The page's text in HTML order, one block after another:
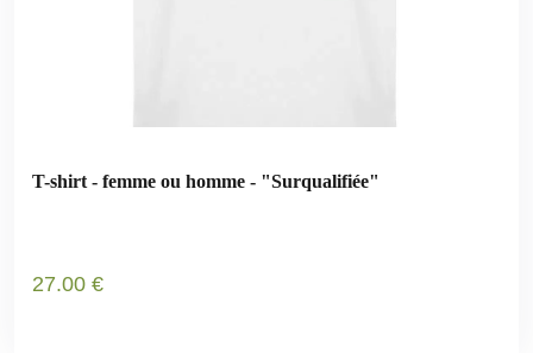
T-shirt - femme ou homme - "Surqualifiée"
27.00 €